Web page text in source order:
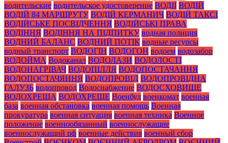
водительские водительское удостоверение ВОДІЇ ВОДІЙ
ВОДІЙ 84 МАРШРУТУ ВОДІЙ КЕРМАНИЧ ВОДІЙ ТАКСІ
ВОДІЙСЬКЕ ПОСВІДЧЕННЯ ВОДІЙСЬКІ ПРАВА
ВОДІННЯ ВОДІННЯ НА ПІДПИТКУ водная полиция
ВОДНИЙ БАЛАНС ВОДНИЙ ПОТІК водные ресурсы
водный транспорт ВОДОГІН ВОДОГОН водоем водозабор
ВОДОЙМА Водоканал ВОДОЛАЗИ ВОДОЛОСТІ
ВОДОНАГРІВАЧ ВОДОПІЛЛЯ ВОДОПОСТАЧАННЯ
ВОДОПОСТАЧЯННЯ ВОДОПРОВІД ВОДОПРОВІДНА
ГАЛУЗЬ водопровод Водоснабжение ВОДОСХОВИЩЕ
ВОДОХРЕЩА ВОДОХРЕЩЕ Военбуд военкомат военная
база военная обстановка военная помощь Военная
прокуратура военная ситуация военная техника Военное
положение военнообязанный военнослужащие
военнослужащий рф военные действия военный сбор